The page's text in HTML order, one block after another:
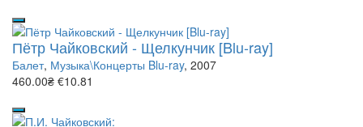
Пётр Чайковский - Щелкунчик [Blu-ray]
Балет, Музыка\Концерты Blu-ray, 2007
460.00₴ €10.81